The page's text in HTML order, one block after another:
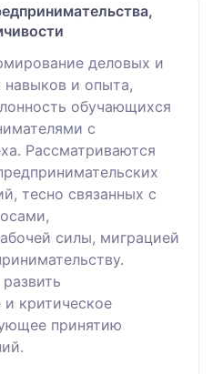
деловых и
навыков и опыта,
обучающихся
с
Рассматриваются
тесно связанных с
силы, миграцией
критическое
принятию